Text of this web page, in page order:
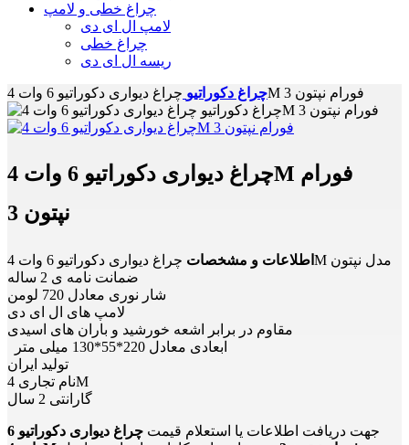
چراغ خطی و لامپ
لامپ ال ای دی
چراغ خطی
ریسه ال ای دی
چراغ دکوراتیو چراغ دیواری دکوراتیو 6 وات 4M فورام نپتون 3
چراغ دیواری دکوراتیو 6 وات 4M فورام
نپتون 3
اطلاعات و مشخصات
چراغ دیواری دکوراتیو 6 وات 4M مدل نپتون
ضمانت نامه ی 2 ساله
شار نوری معادل 720 لومن
لامپ های ال ای دی
مقاوم در برابر اشعه خورشید و باران های اسیدی
ابعادی معادل 220*55*130 میلی متر
تولید ایران
نام تجاری 4M
گارانتی 2 سال
جهت دریافت اطلاعات یا استعلام قیمت
چراغ دیواری دکوراتیو 6